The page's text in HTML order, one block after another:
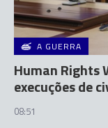
A GUERRA
Human Rights
execuções de
08:51